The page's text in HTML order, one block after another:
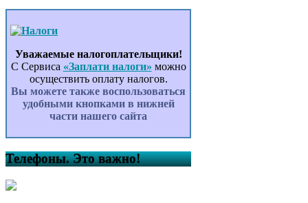
Уважаемые налогоплательщики!
С Сервиса «Заплати налоги» можно
осуществить оплату налогов.
Вы можете также воспользоваться
удобными кнопками в нижней
части нашего сайта
Телефоны. Это важно!